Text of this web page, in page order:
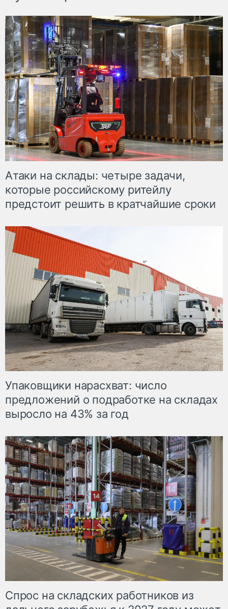
Атаки на склады: четыре задачи,
которые российскому ритейлу
предстоит решить в кратчайшие сроки
Упаковщики нарасхват: число
предложений о подработке на складах
выросло на 43% за год
Спрос на складских работников из